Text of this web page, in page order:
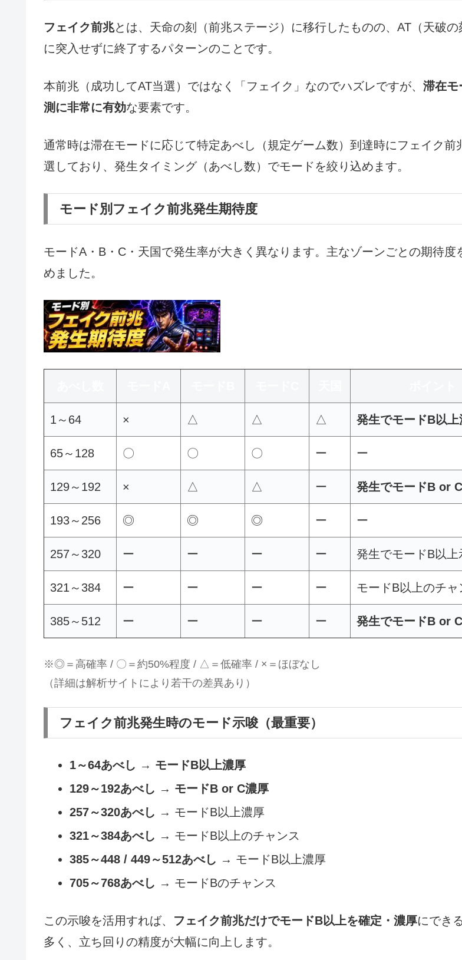
フェイク前兆とは、天命の刻（前兆ステージ）に移行したものの、AT（天破の
に突入せずに終了するパターンのことです。
本前兆（成功してAT当選）ではなく「フェイク」なのでハズレですが、 滞在モ
測に非常に有効な要素です。
通常時は滞在モードに応じて特定あべし（規定ゲーム数）到達時にフェイク前
選しており、発生タイミング（あべし数）でモードを絞り込めます。
モード別フェイク前兆発生期待度
モードA・B・C・天国で発生率が大きく異なります。主なゾーンごとの期待度
めました。
1～64 × △ △ △ 発生でモードB以上
65～128 〇 〇 〇 ー ー
129～192 × △ △ ー 発生でモードB or
193～256 ◎ ◎ ◎ ー ー
257～320 ー ー ー ー 発生でモードB以上
321～384 ー ー ー ー モードB以上のチャ
385～512 ー ー ー ー 発生でモードB or
※◎＝高確率 / 〇＝約50%程度 / △＝低確率 / ×＝ほぼなし
（詳細は解析サイトにより若干の差異あり）
フェイク前兆発生時のモード示唆（最重要）
1～64あべし → モードB以上濃厚
129～192あべし → モードB or C濃厚
257～320あべし → モードB以上濃厚
321～384あべし → モードB以上のチャンス
385～448 / 449～512あべし → モードB以上濃厚
705～768あべし → モードBのチャンス
この示唆を活用すれば、 フェイク前兆だけでモードB以上を確定・濃厚にでき
多く、立ち回りの精度が大幅に向上します。